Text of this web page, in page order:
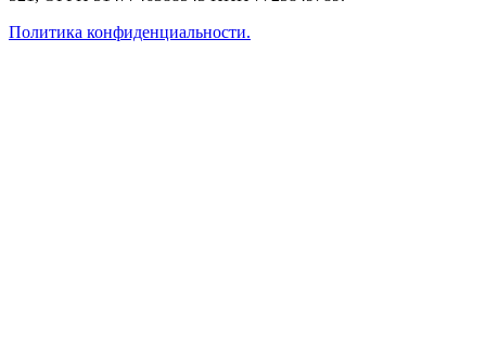
Политика конфиденциальности.